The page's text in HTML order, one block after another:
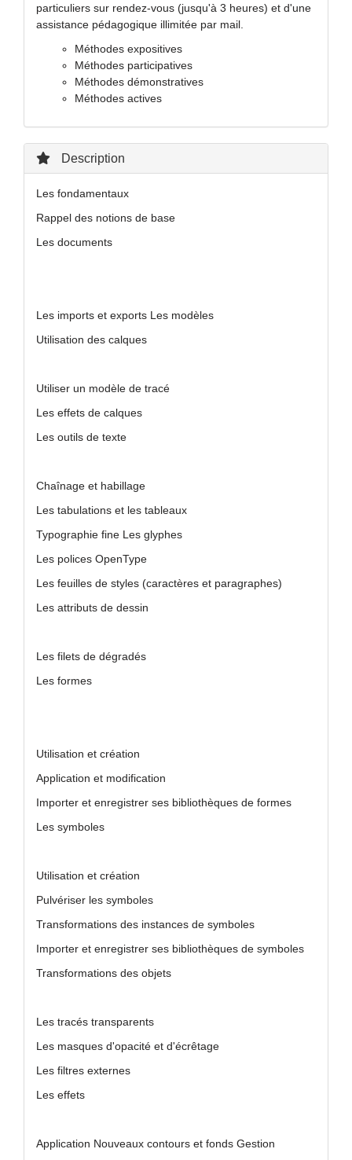
particuliers sur rendez-vous (jusqu'à 3 heures) et d'une
assistance pédagogique illimitée par mail.
Méthodes expositives
Méthodes participatives
Méthodes démonstratives
Méthodes actives
Description
Les fondamentaux
Rappel des notions de base
Les documents
Les imports et exports Les modèles
Utilisation des calques
Utiliser un modèle de tracé
Les effets de calques
Les outils de texte
Chaînage et habillage
Les tabulations et les tableaux
Typographie fine Les glyphes
Les polices OpenType
Les feuilles de styles (caractères et paragraphes)
Les attributs de dessin
Les filets de dégradés
Les formes
Utilisation et création
Application et modification
Importer et enregistrer ses bibliothèques de formes
Les symboles
Utilisation et création
Pulvériser les symboles
Transformations des instances de symboles
Importer et enregistrer ses bibliothèques de symboles
Transformations des objets
Les tracés transparents
Les masques d'opacité et d'écrêtage
Les filtres externes
Les effets
Application Nouveaux contours et fonds Gestion